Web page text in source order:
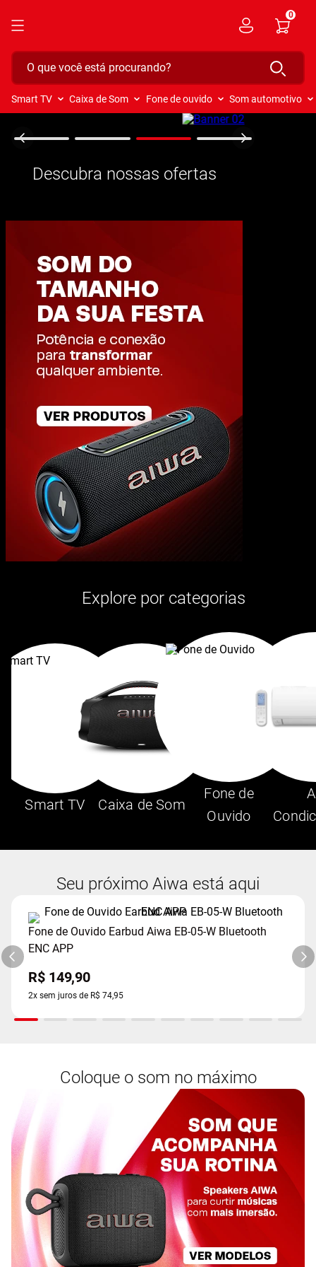
0
O que você está procurando?
Smart TV Caixa de Som Fone de ouvido Som automotivo
Descubra nossas ofertas
Explore por categorias
Smart TV Caixa de Som
Fone de
Ouvido
Seu próximo Aiwa está aqui
Fone de Ouvido Earbud Aiwa EB-05-W Bluetooth
ENC APP
R$ 149,90
2x sem juros de R$ 74,95
Coloque o som no máximo